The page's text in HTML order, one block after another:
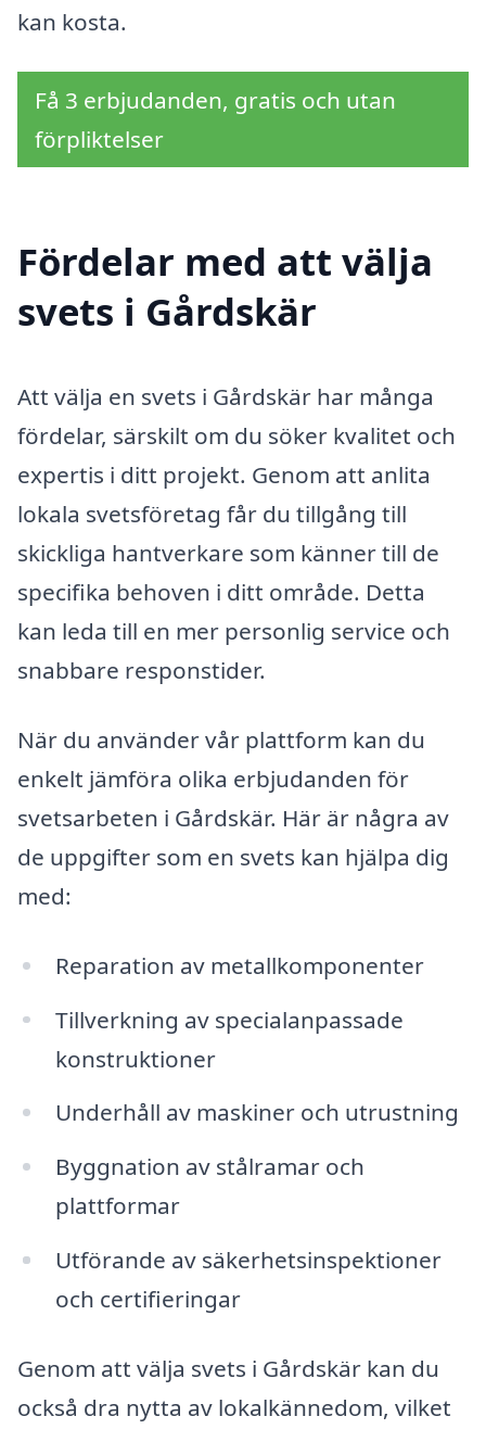
kan kosta.
Få 3 erbjudanden, gratis och utan
förpliktelser
Fördelar med att välja
svets i Gårdskär
Att välja en svets i Gårdskär har många
fördelar, särskilt om du söker kvalitet och
expertis i ditt projekt. Genom att anlita
lokala svetsföretag får du tillgång till
skickliga hantverkare som känner till de
specifika behoven i ditt område. Detta
kan leda till en mer personlig service och
snabbare responstider.
När du använder vår plattform kan du
enkelt jämföra olika erbjudanden för
svetsarbeten i Gårdskär. Här är några av
de uppgifter som en svets kan hjälpa dig
med:
Reparation av metallkomponenter
Tillverkning av specialanpassade
konstruktioner
Underhåll av maskiner och utrustning
Byggnation av stålramar och
plattformar
Utförande av säkerhetsinspektioner
och certifieringar
Genom att välja svets i Gårdskär kan du
också dra nytta av lokalkännedom, vilket